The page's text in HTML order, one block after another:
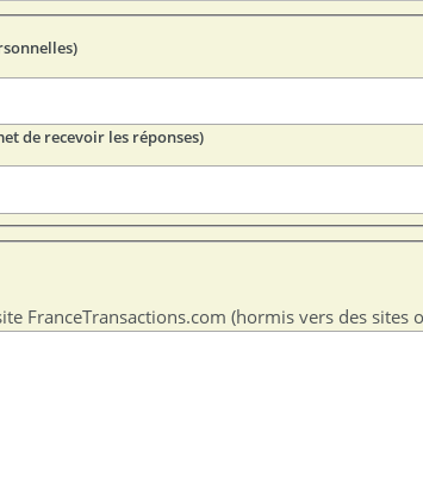
de recevoir les réponses)
FranceTransactions.com (hormis vers des sites